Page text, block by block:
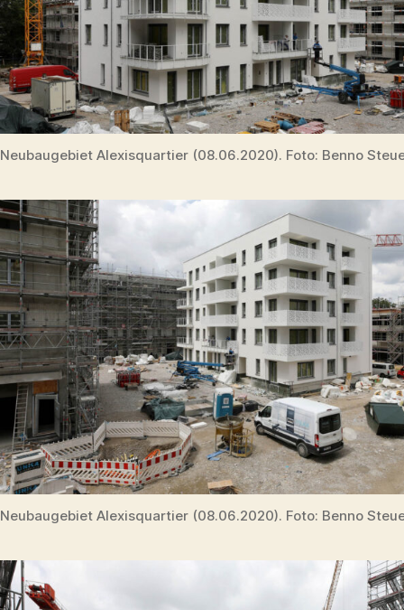
Neubaugebiet Alexisquartier (08.06.2020). Foto: Benno
Neubaugebiet Alexisquartier (08.06.2020). Foto: Benno